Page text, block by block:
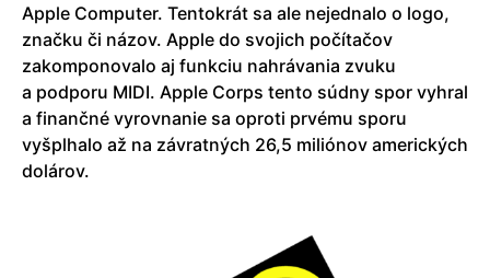
Apple Computer. Tentokrát sa ale nejednalo o logo,
značku či názov. Apple do svojich počítačov
zakomponovalo aj funkciu nahrávania zvuku
a podporu MIDI. Apple Corps tento súdny spor vyhral
a finančné vyrovnanie sa oproti prvému sporu
vyšplhalo až na závratných 26,5 miliónov amerických
dolárov.